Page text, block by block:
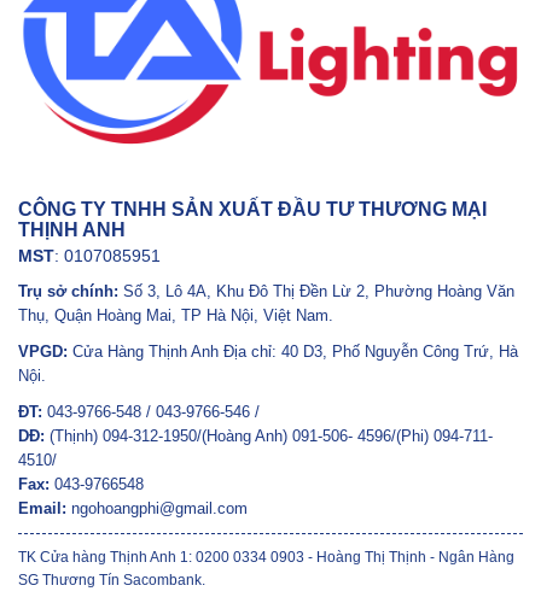
CÔNG TY TNHH SẢN XUẤT ĐẦU TƯ THƯƠNG MẠI
THỊNH ANH
MST: 0107085951
Trụ sở chính: Số 3, Lô 4A, Khu Đô Thị Đền Lừ 2, Phường Hoàng Văn
Thụ, Quận Hoàng Mai, TP Hà Nội, Việt Nam.
VPGD: Cửa Hàng Thịnh Anh Địa chỉ: 40 D3, Phố Nguyễn Công Trứ, Hà
Nội.
ĐT: 043-9766-548 / 043-9766-546 /
DĐ: (Thịnh) 094-312-1950/(Hoàng Anh) 091-506- 4596/(Phi) 094-711-
4510/
Fax: 043-9766548
Email: ngohoangphi@gmail.com
TK Cửa hàng Thịnh Anh 1: 0200 0334 0903 - Hoàng Thị Thịnh - Ngân Hàng
SG Thương Tín Sacombank.